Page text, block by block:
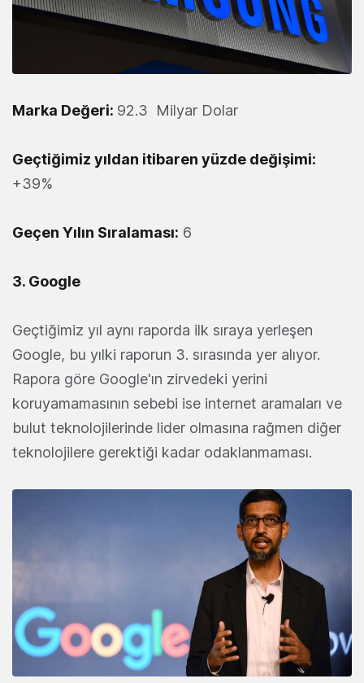
Marka Değeri: 92.3 Milyar Dolar
Geçtiğimiz yıldan itibaren yüzde değişimi:
+39%
Geçen Yılın Sıralaması: 6
3. Google
Geçtiğimiz yıl aynı raporda ilk sıraya yerleşen
Google, bu yılki raporun 3. sırasında yer alıyor.
Rapora göre Google'ın zirvedeki yerini
koruyamamasının sebebi ise internet aramaları ve
bulut teknolojilerinde lider olmasına rağmen diğer
teknolojilere gerektiği kadar odaklanmaması.